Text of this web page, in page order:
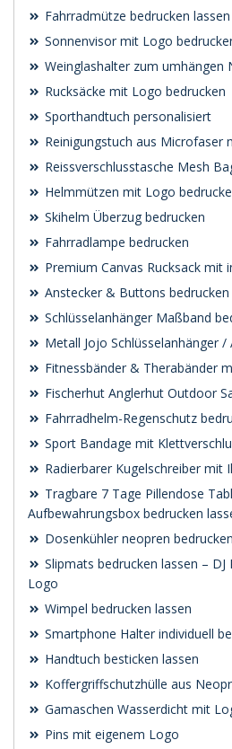
Fahrradmütze bedrucken lassen
Sonnenvisor mit Logo
Weinglashalter zum umhängen
Rucksäcke mit Logo bedrucken
Sporthandtuch personalisiert
Reinigungstuch aus Microfaser
Reissverschlusstasche Mesh
Helmmützen mit Logo
Skihelm Überzug bedrucken
Fahrradlampe bedrucken
Premium Canvas Rucksack mit
Anstecker & Buttons bedrucken
Schlüsselanhänger Maßband
Metall Jojo Schlüsselanhänger /
Fitnessbänder & Therabänder
Fischerhut Anglerhut Outdoor
Fahrradhelm-Regenschutz
Sport Bandage mit
Radierbarer Kugelschreiber mit
Tragbare 7 Tage Pillendose
Aufbewahrungsbox bedrucken
Dosenkühler neopren bedrucken
Slipmats bedrucken lassen –
Logo
Wimpel bedrucken lassen
Smartphone Halter individuell
Handtuch besticken lassen
Koffergriffschutzhülle aus
Gamaschen Wasserdicht mit
Pins mit eigenem Logo